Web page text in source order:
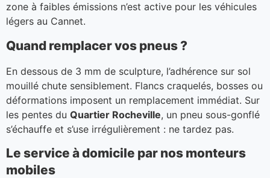
zone à faibles émissions n’est active pour les véhicules
légers au Cannet.
Quand remplacer vos pneus ?
En dessous de 3 mm de sculpture, l’adhérence sur sol
mouillé chute sensiblement. Flancs craquelés, bosses ou
déformations imposent un remplacement immédiat. Sur
les pentes du Quartier Rocheville, un pneu sous-gonflé
s’échauffe et s’use irrégulièrement : ne tardez pas.
Le service à domicile par nos monteurs
mobiles